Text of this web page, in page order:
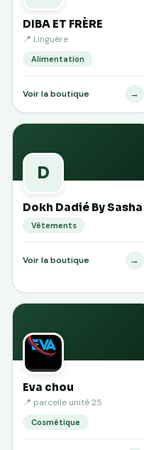
DIBA ET FRÈRE
📍 Linguère
Alimentation
Voir la boutique →
D
Dokh Dadié By Sasha
Vêtements
Voir la boutique →
Eva chou
📍 parcelle unité 25
Cosmétique